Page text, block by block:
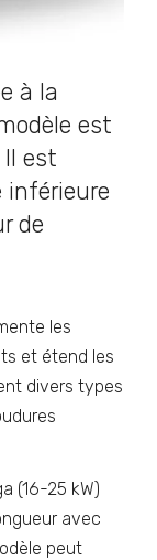
à la
est
Il est
inférieure
de
les
et étend les
divers types
(16-25 kW)
avec
peut